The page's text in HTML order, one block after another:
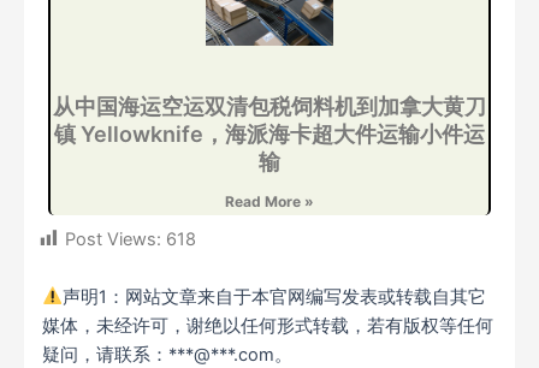
从中国海运空运双清包税饲料机到加拿大黄刀
镇 Yellowknife，海派海卡超大件运输小件运
输
Read More »
Post Views: 618
声明1：网站文章来自于本官网编写发表或转载自其它
媒体，未经许可，谢绝以任何形式转载，若有版权等任何
疑问，请联系：***@***.com。